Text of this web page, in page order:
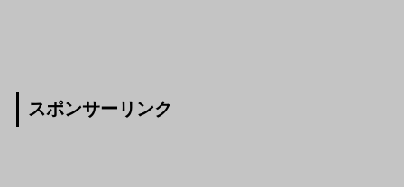
スポンサーリンク